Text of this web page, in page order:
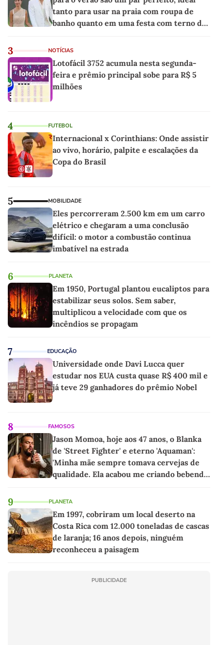
tanto para usar na praia com roupa de
banho quanto em uma festa com terno de
3 NOTÍCIAS
Lotofácil 3752 acumula nesta segunda-
feira e prêmio principal sobe para R$ 5
milhões
4 FUTEBOL
Internacional x Corinthians: Onde assistir
ao vivo, horário, palpite e escalações da
Copa do Brasil
5 MOBILIDADE
Eles percorreram 2.500 km em um carro
elétrico e chegaram a uma conclusão
difícil: o motor a combustão continua
imbatível na estrada
6 PLANETA
Em 1950, Portugal plantou eucaliptos para
estabilizar seus solos. Sem saber,
multiplicou a velocidade com que os
incêndios se propagam
7 EDUCAÇÃO
Universidade onde Davi Lucca quer
estudar nos EUA custa quase R$ 400 mil e
já teve 29 ganhadores do prêmio Nobel
8 FAMOSOS
Jason Momoa, hoje aos 47 anos, o Blanka
de 'Street Fighter' e eterno 'Aquaman':
'Minha mãe sempre tomava cervejas de
qualidade. Ela acabou me criando bebendo
9 PLANETA
Em 1997, cobriram um local deserto na
Costa Rica com 12.000 toneladas de cascas
de laranja; 16 anos depois, ninguém
reconheceu a paisagem
PUBLICIDADE